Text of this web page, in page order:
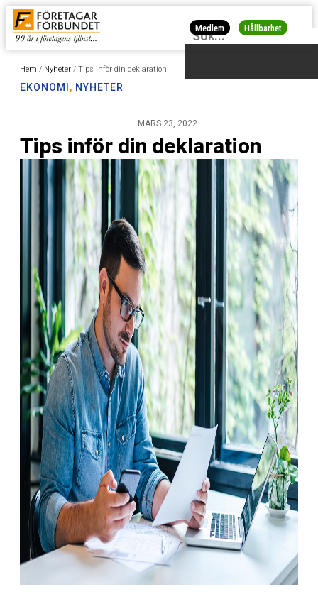
Medlem Hållbarhet
Hem / Nyheter / Tips inför din deklaration
EKONOMI , NYHETER
MARS 23, 2022
Tips inför din deklaration